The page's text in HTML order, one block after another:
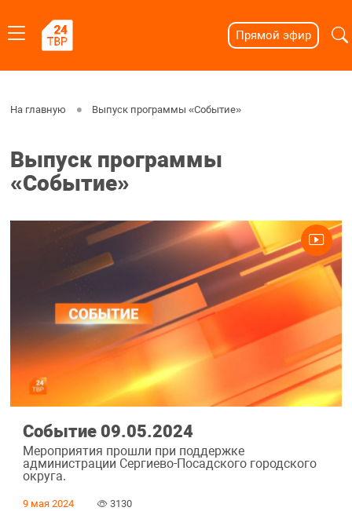
Прямой эфир
На главную Выпуск программы «Событие»
Выпуск программы
«Событие»
Событие 09.05.2024
Мероприятия прошли при поддержке
администрации Сергиево-Посадского городского
округа.
9 мая 2024 3130